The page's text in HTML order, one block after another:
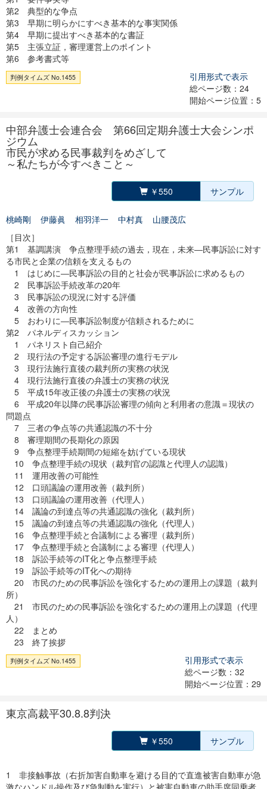
第2 典型的な争点
第3 早期に明らかにすべき基本的な事実関係
第4 早期に提出すべき基本的な書証
第5 主張立証，審理運営上のポイント
第6 参考書式等
判例タイムズ No.1455
引用形式で表示
総ページ数：24
開始ページ位置：5
中部弁護士会連合会 第66回定期弁護士大会シンポ
ジウム
市民が求める民事裁判をめざして
～私たちが今すべきこと～
￥550 サンプル
桃崎剛 伊藤眞 相羽洋一 中村真
山腰茂広
［目次］
第1 基調講演 争点整理手続の過去，現在，未来―民事訴訟に対す
る市民と企業の信頼を支えるもの
1 はじめに―民事訴訟の目的と社会が民事訴訟に求めるもの
2 民事訴訟手続改革の20年
3 民事訴訟の現況に対する評価
4 改善の方向性
5 おわりに―民事訴訟制度が信頼されるために
第2 パネルディスカッション
1 パネリスト自己紹介
2 現行法の予定する訴訟審理の進行モデル
3 現行法施行直後の裁判所の実務の状況
4 現行法施行直後の弁護士の実務の状況
5 平成15年改正後の弁護士の実務の状況
6 平成20年以降の民事訴訟審理の傾向と利用者の意識＝現状の
問題点
7 三者の争点等の共通認識の不十分
8 審理期間の長期化の原因
9 争点整理手続期間の短縮を妨げている現状
10 争点整理手続の現状（裁判官の認識と代理人の認識）
11 運用改善の可能性
12 口頭議論の運用改善（裁判所）
13 口頭議論の運用改善（代理人）
14 議論の到達点等の共通認識の強化（裁判所）
15 議論の到達点等の共通認識の強化（代理人）
16 争点整理手続と合議制による審理（裁判所）
17 争点整理手続と合議制による審理（代理人）
18 訴訟手続等のIT化と争点整理手続
19 訴訟手続等のIT化への期待
20 市民のための民事訴訟を強化するための運用上の課題（裁判
所）
21 市民のための民事訴訟を強化するための運用上の課題（代理
人）
22 まとめ
23 終了挨拶
判例タイムズ No.1455
引用形式で表示
総ページ数：32
開始ページ位置：29
東京高裁平30.8.8判決
￥550 サンプル
1 非接触事故（右折加害自動車を避ける目的で直進被害自動車が急